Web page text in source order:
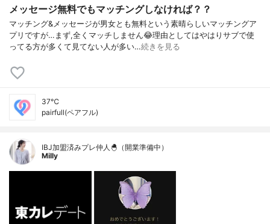
メッセージ無料でもマッチングしなければ？？
マッチング&メッセージが男女とも無料という素晴らしいマッチングア
プリですが…まず,全くマッチしません😂理由としてはやはりサブで使
ってる方が多くて見てない人が多い…続きを見る
37℃
pairfull(ペアフル)
IBJ加盟済みプレ仲人🐣（開業準備中）
Milly